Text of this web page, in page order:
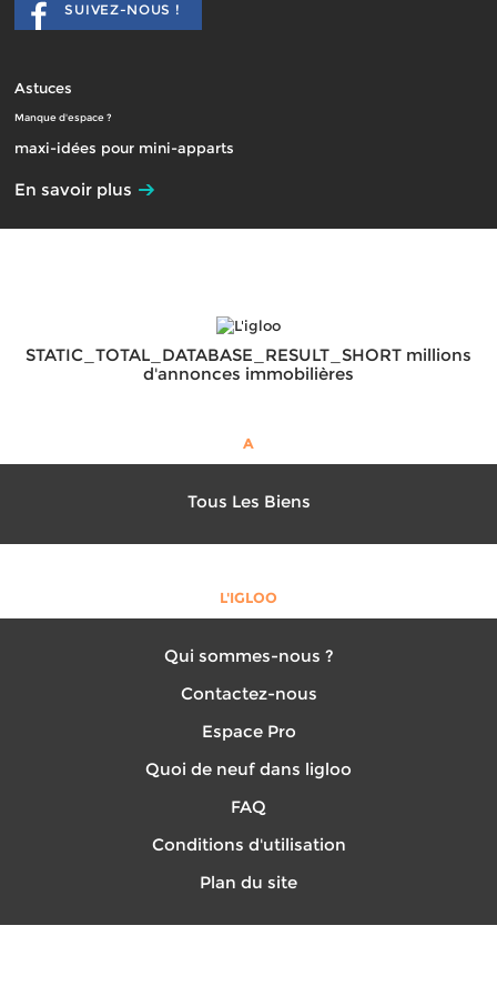
SUIVEZ-NOUS !
Astuces
Manque d'espace ?
maxi-idées pour mini-apparts
En savoir plus
STATIC_TOTAL_DATABASE_RESULT_SHORT millions
d'annonces immobilières
A
Tous Les Biens
L'IGLOO
Qui sommes-nous ?
Contactez-nous
Espace Pro
Quoi de neuf dans ligloo
FAQ
Conditions d'utilisation
Plan du site